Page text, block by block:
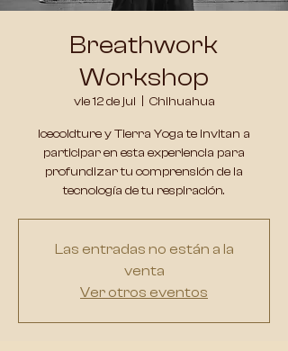
Breathwork
Workshop
vie 12 de jul Chihuahua
Icecoldture y Tierra Yoga te invitan a
participar en esta experiencia para
profundizar tu comprensión de la
tecnología de tu respiración.
Las entradas no están a la
venta
Ver otros eventos